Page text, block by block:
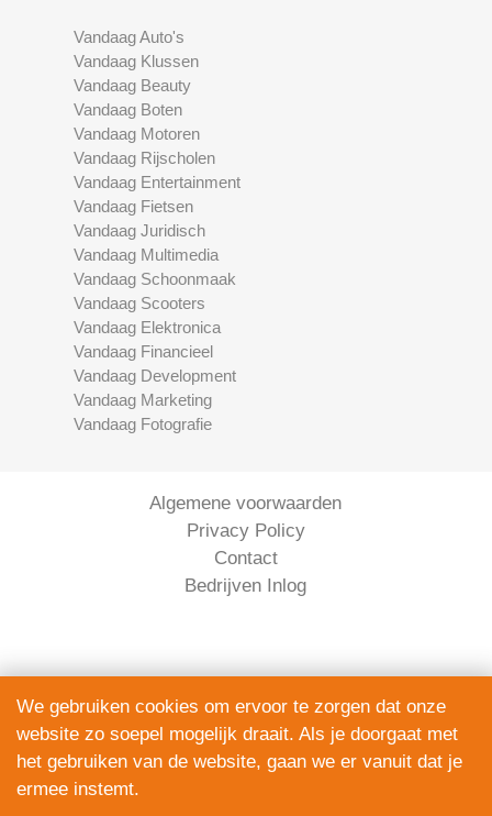
Vandaag Auto's
Vandaag Klussen
Vandaag Beauty
Vandaag Boten
Vandaag Motoren
Vandaag Rijscholen
Vandaag Entertainment
Vandaag Fietsen
Vandaag Juridisch
Vandaag Multimedia
Vandaag Schoonmaak
Vandaag Scooters
Vandaag Elektronica
Vandaag Financieel
Vandaag Development
Vandaag Marketing
Vandaag Fotografie
Algemene voorwaarden
Privacy Policy
Contact
Bedrijven Inlog
Serviceright Koeriers is onderdeel van
The Right Service B.V. | KVK 90914872
We gebruiken cookies om ervoor te zorgen dat onze
website zo soepel mogelijk draait. Als je doorgaat met
het gebruiken van de website, gaan we er vanuit dat je
ermee instemt.